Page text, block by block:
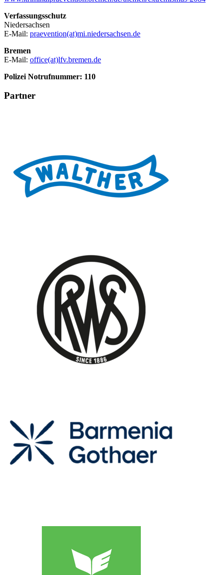
Verfassungsschutz
Niedersachsen
E-Mail: praevention(at)mi.niedersachsen.de
Bremen
E-Mail: office(at)lfv.bremen.de
Polizei Notrufnummer: 110
Partner